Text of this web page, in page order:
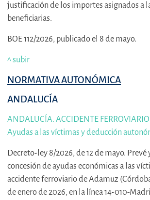
justificación de los importes asignados a
beneficiarias.
BOE 112/2026, publicado el 8 de mayo.
^ subir
NORMATIVA AUTONÓMICA
ANDALUCÍA
ANDALUCÍA. ACCIDENTE
Ayudas a las víctimas y deducción
Decreto-ley 8/2026, de 12 de mayo. Prevé
concesión de ayudas económicas a las
accidente ferroviario de Adamuz
de enero de 2026, en la línea 14-010-